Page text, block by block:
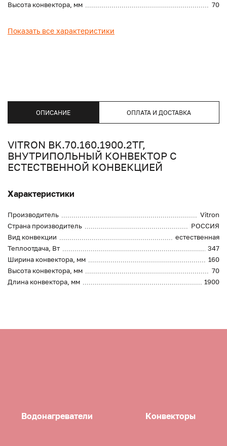
Высота конвектора, мм
70
Показать все характеристики
ОПИСАНИЕ ОПЛАТА И ДОСТАВКА
VITRON BK.70.160.1900.2ТГ,
ВНУТРИПОЛЬНЫЙ КОНВЕКТОР С
ЕСТЕСТВЕННОЙ КОНВЕКЦИЕЙ
Характеристики
Производитель
Vitron
Страна производитель
РОССИЯ
Вид конвекции
естественная
Теплоотдача, Вт
347
Ширина конвектора, мм
160
Высота конвектора, мм
70
Длина конвектора, мм
1900
Водонагреватели Конвекторы